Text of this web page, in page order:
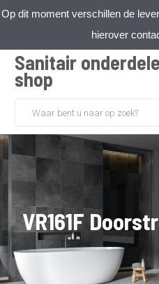
Op dit moment verschillen de
hierover
Sanitair
shop
VR161F